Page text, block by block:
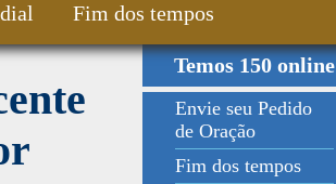
Fim dos tempos
Temos 150 online
Envie seu Pedido
de Oração
Fim dos tempos